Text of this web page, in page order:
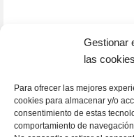
Gestionar
las cookies
Para ofrecer las mejores
cookies para almacenar y/o
consentimiento de estas
comportamiento de
12001
964 81 37 63